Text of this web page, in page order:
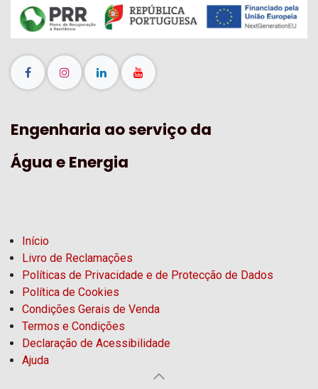
Engenharia ao serviço da
Água e Energia
Início
Livro de Reclamações
Políticas de Privacidade e de Protecção de Dados
Política de Cookies
Condições Gerais de Venda
Termos e Condições
Declaração de Acessibilidade
Ajuda